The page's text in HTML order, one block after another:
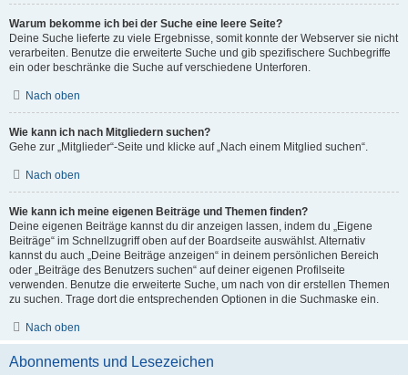
Warum bekomme ich bei der Suche eine leere Seite?
Deine Suche lieferte zu viele Ergebnisse, somit konnte der Webserver sie nicht
verarbeiten. Benutze die erweiterte Suche und gib spezifischere Suchbegriffe
ein oder beschränke die Suche auf verschiedene Unterforen.
Nach oben
Wie kann ich nach Mitgliedern suchen?
Gehe zur „Mitglieder“-Seite und klicke auf „Nach einem Mitglied suchen“.
Nach oben
Wie kann ich meine eigenen Beiträge und Themen finden?
Deine eigenen Beiträge kannst du dir anzeigen lassen, indem du „Eigene
Beiträge“ im Schnellzugriff oben auf der Boardseite auswählst. Alternativ
kannst du auch „Deine Beiträge anzeigen“ in deinem persönlichen Bereich
oder „Beiträge des Benutzers suchen“ auf deiner eigenen Profilseite
verwenden. Benutze die erweiterte Suche, um nach von dir erstellen Themen
zu suchen. Trage dort die entsprechenden Optionen in die Suchmaske ein.
Nach oben
Abonnements und Lesezeichen